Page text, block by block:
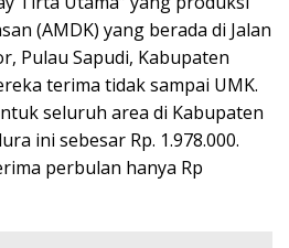
(AMDK) yang berada di Jalan
Pulau Sapudi, Kabupaten
terima tidak sampai UMK.
seluruh area di Kabupaten
ini sebesar Rp. 1.978.000.
perbulan hanya Rp